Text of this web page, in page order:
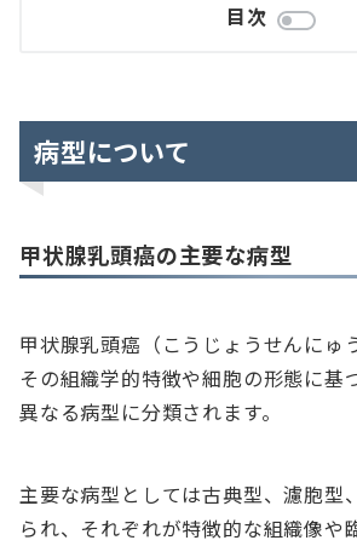
目次
病型について
甲状腺乳頭癌の主要な病型
甲状腺乳頭癌（こうじょうせんにゅ
その組織学的特徴や細胞の形態に基
異なる病型に分類されます。
主要な病型としては古典型、濾胞型
られ、それぞれが特徴的な組織像や